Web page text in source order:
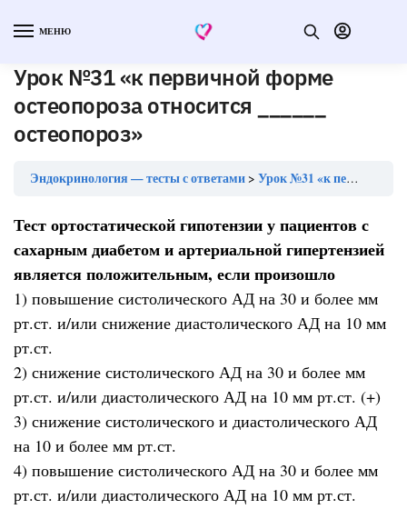
МЕНЮ
Урок №31 «к первичной форме
остеопороза относится ______
остеопороз»
Эндокринология — тесты с ответами Урок №31 «к первичной форме остеопороза относится ______ остеопороз»
Тест ортостатической гипотензии у пациентов с
сахарным диабетом и артериальной гипертензией
является положительным, если произошло
1) повышение систолического АД на 30 и более мм
рт.ст. и/или снижение диастолического АД на 10 мм
рт.ст.
2) снижение систолического АД на 30 и более мм
рт.ст. и/или диастолического АД на 10 мм рт.ст. (+)
3) снижение систолического и диастолического АД
на 10 и более мм рт.ст.
4) повышение систолического АД на 30 и более мм
рт.ст. и/или диастолического АД на 10 мм рт.ст.